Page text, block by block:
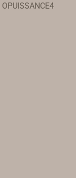
OPUISSANCE4